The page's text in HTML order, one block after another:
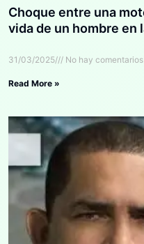
Choque entre una
vida de un hombre en
31/03/2025 No hay comentarios
Read More »